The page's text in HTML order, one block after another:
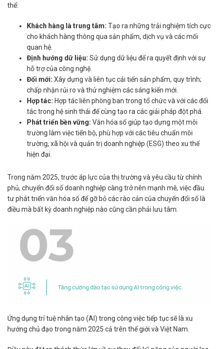
thể:
Khách hàng là trung tâm: Tạo ra những trải nghiệm tích cực
cho khách hàng thông qua sản phẩm, dịch vụ và các mối
quan hệ.
Định hướng dữ liệu: Sử dụng dữ liệu để ra quyết định với sự
hỗ trợ của công nghệ.
Đổi mới: Xây dựng và liên tục cải tiến sản phẩm, quy trình;
chấp nhận rủi ro và thử nghiệm các sáng kiến mới.
Hợp tác: Hợp tác liên phòng ban trong tổ chức và với các đối
tác trong hệ sinh thái để cùng tạo ra các giải pháp đột phá.
Phát triển bền vững: Văn hóa số giúp tạo dựng một môi
trường làm việc tiến bộ, phù hợp với các tiêu chuẩn môi
trường, xã hội và quản trị doanh nghiệp (ESG) theo xu thế
hiện đại.
Trong năm 2025, trước áp lực của thị trường và yêu cầu từ chính
phủ, chuyển đổi số doanh nghiệp càng trở nên mạnh mẽ, việc đầu
tư phát triển văn hóa số để gỡ bỏ các rào cản của chuyển đổi số là
điều mà bất kỳ doanh nghiệp nào cũng cần phải lưu tâm.
Ứng dụng trí tuệ nhân tạo (AI) trong công việc tiếp tục sẽ là xu
hướng chủ đạo trong năm 2025 cả trên thế giới và Việt Nam.